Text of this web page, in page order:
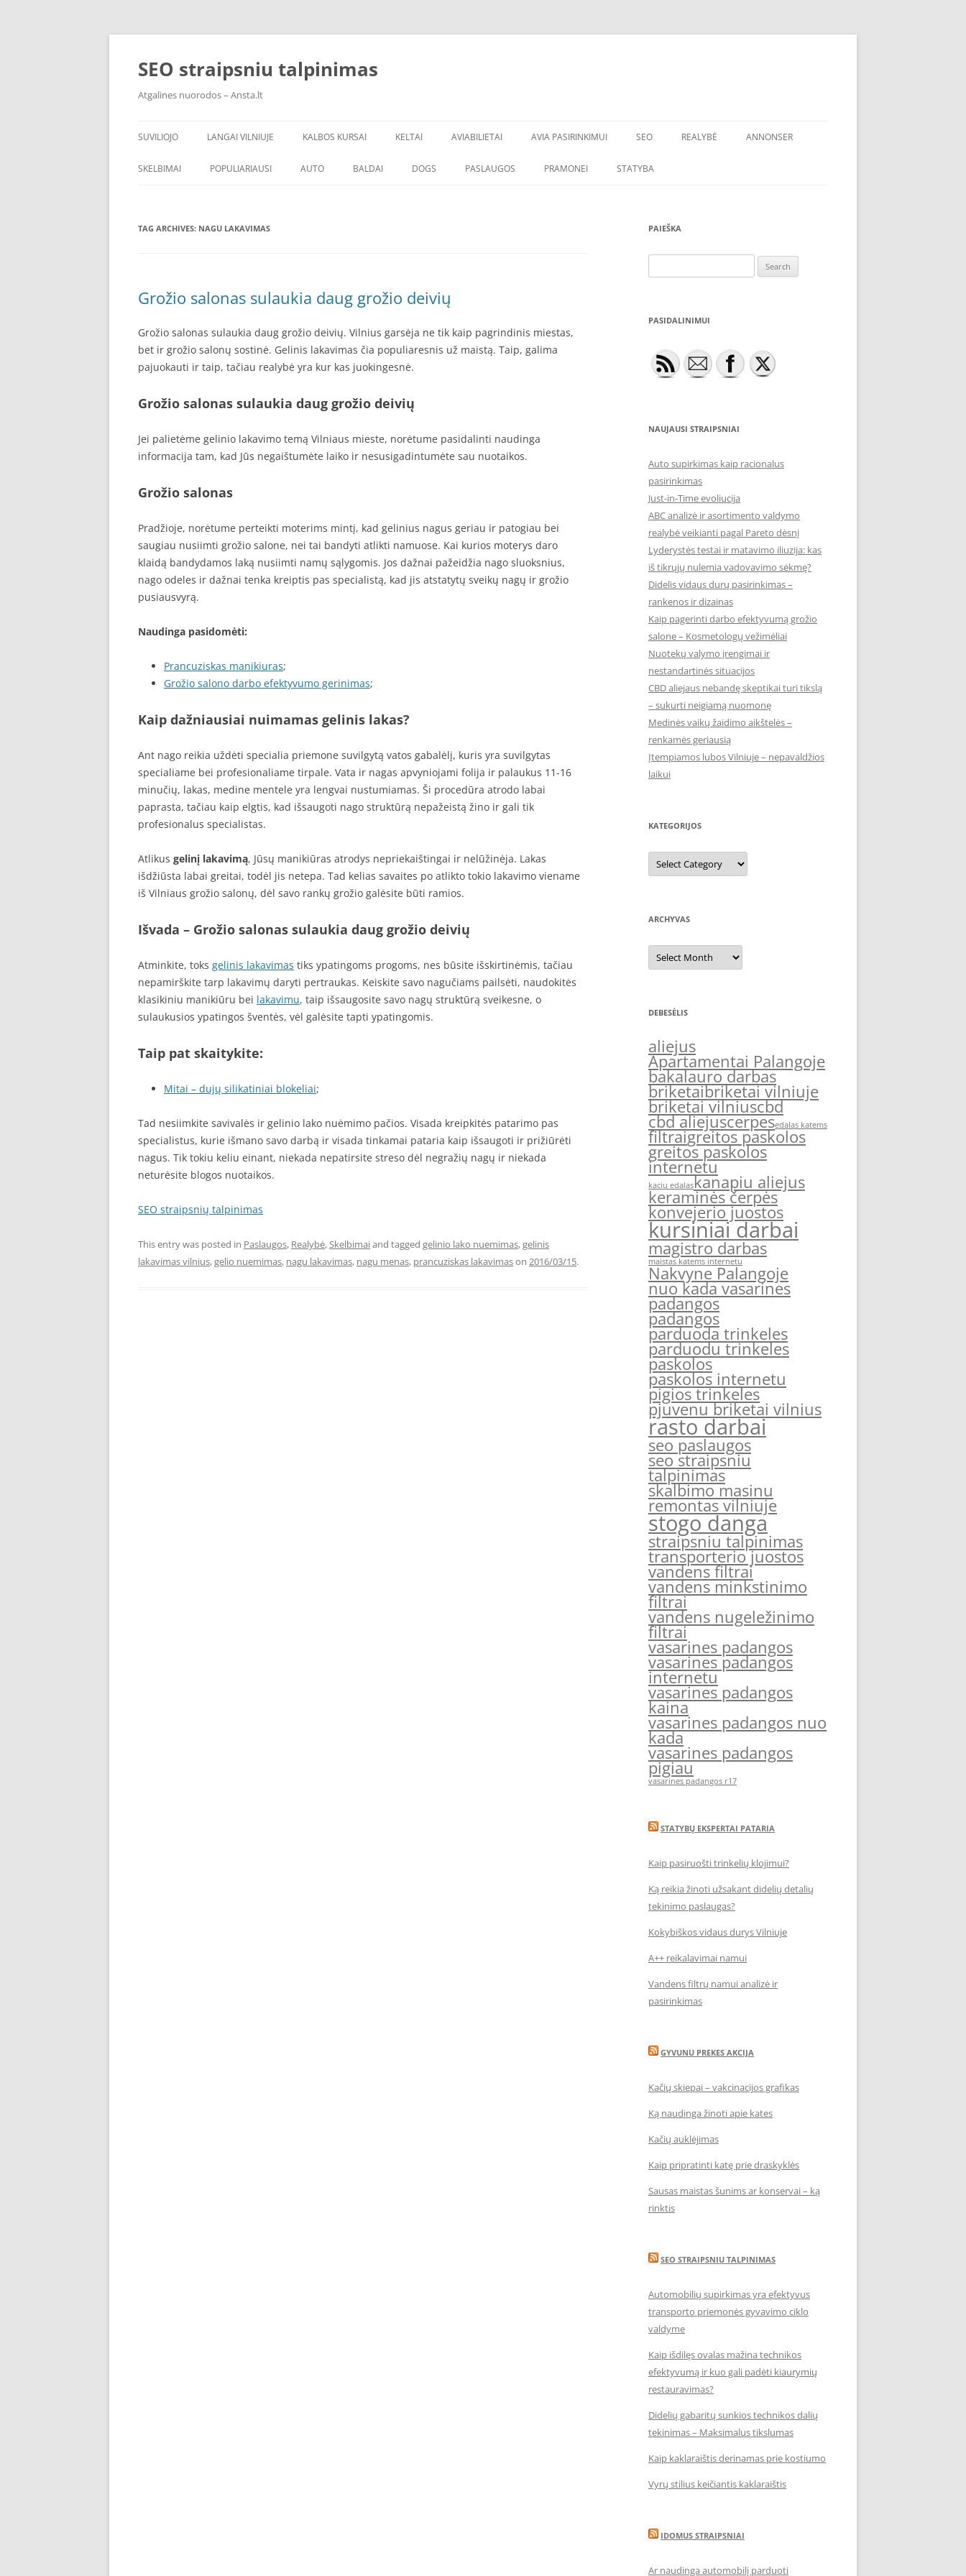
Skip
SEO straipsniu talpinimas
Atgalines nuorodos – Ansta.lt
SUVILIOJO LANGAI VILNIUJE KALBOS KURSAI KELTAI AVIABILIETAI AVIA PASIRINKIMUI SEO REALYBĖ ANNONSER
SKELBIMAI POPULIARIAUSI AUTO BALDAI DOGS PASLAUGOS PRAMONEI STATYBA
TAG ARCHIVES: NAGU LAKAVIMAS
Grožio salonas sulaukia daug grožio deivių
Grožio salonas sulaukia daug grožio deivių. Vilnius garsėja ne tik kaip pagrindinis miestas,
bet ir grožio salonų sostinė. Gelinis lakavimas čia populiaresnis už maistą. Taip, galima
pajuokauti ir taip, tačiau realybė yra kur kas juokingesnė.
Grožio salonas sulaukia daug grožio deivių
Jei palietėme gelinio lakavimo temą Vilniaus mieste, norėtume pasidalinti naudinga
informacija tam, kad Jūs negaištumėte laiko ir nesusigadintumėte sau nuotaikos.
Grožio salonas
Pradžioje, norėtume perteikti moterims mintį, kad gelinius nagus geriau ir patogiau bei
saugiau nusiimti grožio salone, nei tai bandyti atlikti namuose. Kai kurios moterys daro
klaidą bandydamos laką nusiimti namų sąlygomis. Jos dažnai pažeidžia nago sluoksnius,
nago odeles ir dažnai tenka kreiptis pas specialistą, kad jis atstatytų sveikų nagų ir grožio
pusiausvyrą.
Naudinga pasidomėti:
Prancuziskas manikiuras;
Grožio salono darbo efektyvumo gerinimas;
Kaip dažniausiai nuimamas gelinis lakas?
Ant nago reikia uždėti specialia priemone suvilgytą vatos gabalėlį, kuris yra suvilgytas
specialiame bei profesionaliame tirpale. Vata ir nagas apvyniojami folija ir palaukus 11-16
minučių, lakas, medine mentele yra lengvai nustumiamas. Ši procedūra atrodo labai
paprasta, tačiau kaip elgtis, kad išsaugoti nago struktūrą nepažeistą žino ir gali tik
profesionalus specialistas.
Atlikus gelinį lakavimą, Jūsų manikiūras atrodys nepriekaištingai ir nelūžinėja. Lakas
išdžiūsta labai greitai, todėl jis netepa. Tad kelias savaites po atlikto tokio lakavimo viename
iš Vilniaus grožio salonų, dėl savo rankų grožio galėsite būti ramios.
Išvada – Grožio salonas sulaukia daug grožio deivių
Atminkite, toks gelinis lakavimas tiks ypatingoms progoms, nes būsite išskirtinėmis, tačiau
nepamirškite tarp lakavimų daryti pertraukas. Keiskite savo nagučiams pailsėti, naudokitės
klasikiniu manikiūru bei lakavimu, taip išsaugosite savo nagų struktūrą sveikesne, o
sulaukusios ypatingos šventės, vėl galėsite tapti ypatingomis.
Taip pat skaitykite:
Mitai – dujų silikatiniai blokeliai;
Tad nesiimkite savivalės ir gelinio lako nuėmimo pačios. Visada kreipkitės patarimo pas
specialistus, kurie išmano savo darbą ir visada tinkamai pataria kaip išsaugoti ir prižiūrėti
nagus. Tik tokiu keliu einant, niekada nepatirsite streso dėl negražių nagų ir niekada
neturėsite blogos nuotaikos.
SEO straipsnių talpinimas
This entry was posted in Paslaugos, Realybė,Skelbimaiand tagged gelinio lako nuemimas,gelinis
lakavimas vilnius,gelio nuemimas, nagu lakavimas, nagu menas, prancuziskas lakavimason 2016/03/15.
PAIEŠKA
for:
PASIDALINIMUI
NAUJAUSI STRAIPSNIAI
Auto supirkimas kaip racionalus
pasirinkimas
Just-in-Time evoliucija
ABC analizė ir asortimento valdymo
realybė veikianti pagal Pareto dėsnį
Lyderystės testai ir matavimo iliuzija: kas
iš tikrųjų nulemia vadovavimo sėkmę?
Didelis vidaus durų pasirinkimas –
rankenos ir dizainas
Kaip pagerinti darbo efektyvumą grožio
salone – Kosmetologų vežimėliai
Nuotekų valymo įrengimai ir
nestandartinės situacijos
CBD aliejaus nebandę skeptikai turi tikslą
– sukurti neigiamą nuomonę
Medinės vaikų žaidimo aikštelės –
renkamės geriausią
Įtempiamos lubos Vilniuje – nepavaldžios
laikui
KATEGORIJOS
Kategorijos
ARCHYVAS
Archyvas
DEBESĖLIS
aliejus
Apartamentai Palangoje
bakalauro darbas
briketaibriketai vilniuje
briketai vilniuscbd
cbd aliejuscerpesedalas katems
filtraigreitos paskolos
greitos paskolos
internetu
kaciu edalaskanapiu aliejus
keraminės čerpės
konvejerio juostos
kursiniai darbai
magistro darbas
maistas katems internetu
Nakvyne Palangoje
nuo kada vasarines
padangos
padangos
parduoda trinkeles
parduodu trinkeles
paskolos
paskolos internetu
pigios trinkeles
pjuvenu briketai vilnius
rasto darbai
seo paslaugos
seo straipsniu
talpinimas
skalbimo masinu
remontas vilniuje
stogo danga
straipsniu talpinimas
transporterio juostos
vandens filtrai
vandens minkstinimo
filtrai
vandens nugeležinimo
filtrai
vasarines padangos
vasarines padangos
internetu
vasarines padangos
kaina
vasarines padangos nuo
kada
vasarines padangos
pigiau
vasarines padangos r17
STATYBŲ EKSPERTAI PATARIA
Kaip pasiruošti trinkelių klojimui?
Ką reikia žinoti užsakant didelių detalių
tekinimo paslaugas?
Kokybiškos vidaus durys Vilniuje
A++ reikalavimai namui
Vandens filtrų namui analizė ir
pasirinkimas
GYVUNU PREKES AKCIJA
Kačių skiepai – vakcinacijos grafikas
Ką naudinga žinoti apie kates
Kačių auklėjimas
Kaip pripratinti katę prie draskyklės
Sausas maistas šunims ar konservai – ką
rinktis
SEO STRAIPSNIU TALPINIMAS
Automobilių supirkimas yra efektyvus
transporto priemonės gyvavimo ciklo
valdyme
Kaip išdilęs ovalas mažina technikos
efektyvumą ir kuo gali padėti kiaurymių
restauravimas?
Didelių gabaritų sunkios technikos dalių
tekinimas – Maksimalus tikslumas
Kaip kaklaraištis derinamas prie kostiumo
Vyrų stilius keičiantis kaklaraištis
IDOMUS STRAIPSNIAI
Ar naudinga automobilį parduoti